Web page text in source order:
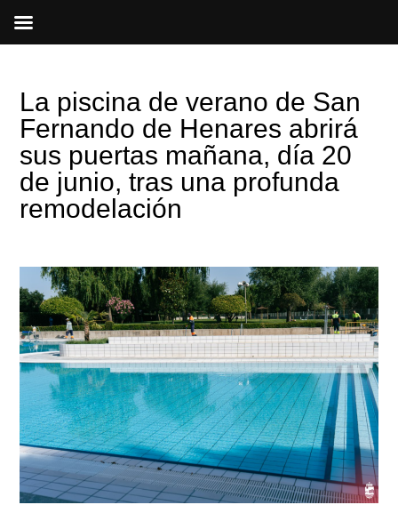
La piscina de verano de San
Fernando de Henares abrirá
sus puertas mañana, día 20
de junio, tras una profunda
remodelación